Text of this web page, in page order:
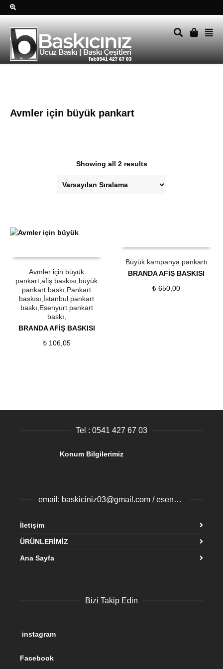
Avmler için büyük pankart
Showing all 2 results
Avmler için büyük
pankart,afiş baskısı,büyük
pankart baskı,Pankart
baskısı,İstanbul pankart
baskı,Esenyurt pankart
baskı,
BRANDA AFİŞ BASKISI
₺106,05
Büyük kampanya pankartı
BRANDA AFİŞ BASKISI
₺ 650,00
Tel : 0541 427 67 03
Konum Bilgilerimiz
email: baskiciniz03@gmail.com / esenyurtbaski@gmail.com
İletişim
ÜRÜNLERİMİZ
Ana Sayfa
Bizi Takip Edin
instagram
Facebook